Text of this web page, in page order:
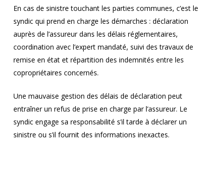
En cas de sinistre touchant les parties communes, c’est le
syndic qui prend en charge les démarches : déclaration
auprès de l’assureur dans les délais réglementaires,
coordination avec l’expert mandaté, suivi des travaux de
remise en état et répartition des indemnités entre les
copropriétaires concernés.
Une mauvaise gestion des délais de déclaration peut
entraîner un refus de prise en charge par l’assureur. Le
syndic engage sa responsabilité s’il tarde à déclarer un
sinistre ou s’il fournit des informations inexactes.